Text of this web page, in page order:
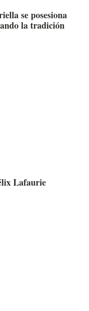
se posesiona
la tradición
Lafaurie